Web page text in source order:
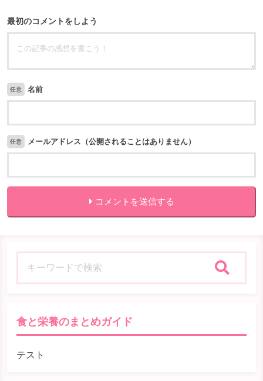
最初のコメントをしよう
任意 名前
任意 メールアドレス（公開されることはありません）
コメントを送信する
食と栄養のまとめガイド
テスト